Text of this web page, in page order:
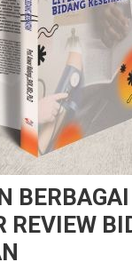
BERBAGAI
REVIEW